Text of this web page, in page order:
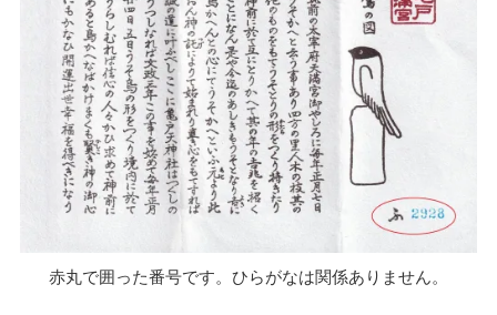
赤丸で囲った番号です。ひらがなは関係ありません。